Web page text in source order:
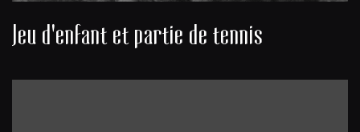
Jeu d'enfant et partie de tennis